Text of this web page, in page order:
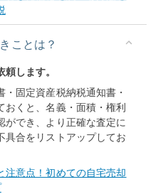
ことは？
します。
固定資産税納税通知書・
おくと、名義・面積・権利
ができ、より正確な査定に
具合をリストアップしてお
注意点！初めての自宅売却